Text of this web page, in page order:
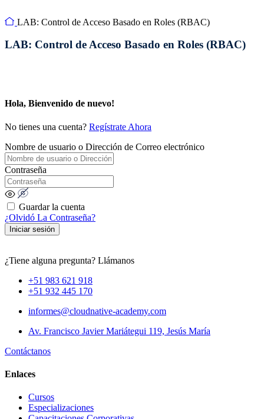
LAB: Control de Acceso Basado en Roles (RBAC)
LAB: Control de Acceso Basado en Roles (RBAC)
Hola, Bienvenido de nuevo!
No tienes una cuenta? Regístrate Ahora
Nombre de usuario o Dirección de Correo electrónico
Contraseña
Guardar la cuenta
¿Olvidó La Contraseña?
Iniciar sesión
¿Tiene alguna pregunta? Llámanos
+51 983 621 918
+51 932 445 170
informes@cloudnative-academy.com
Av. Francisco Javier Mariátegui 119, Jesús María
Contáctanos
Enlaces
Cursos
Especializaciones